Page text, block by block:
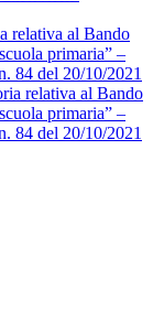
relativa al Bando
primaria” –
84 del 20/10/2021
relativa al Bando
primaria” –
84 del 20/10/2021